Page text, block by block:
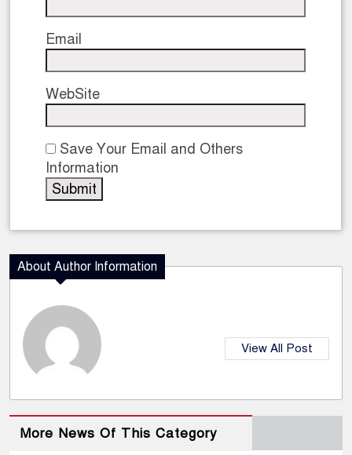
Email
WebSite
Save Your Email and Others
Information
About Author Information
View All Post
More News Of This Category